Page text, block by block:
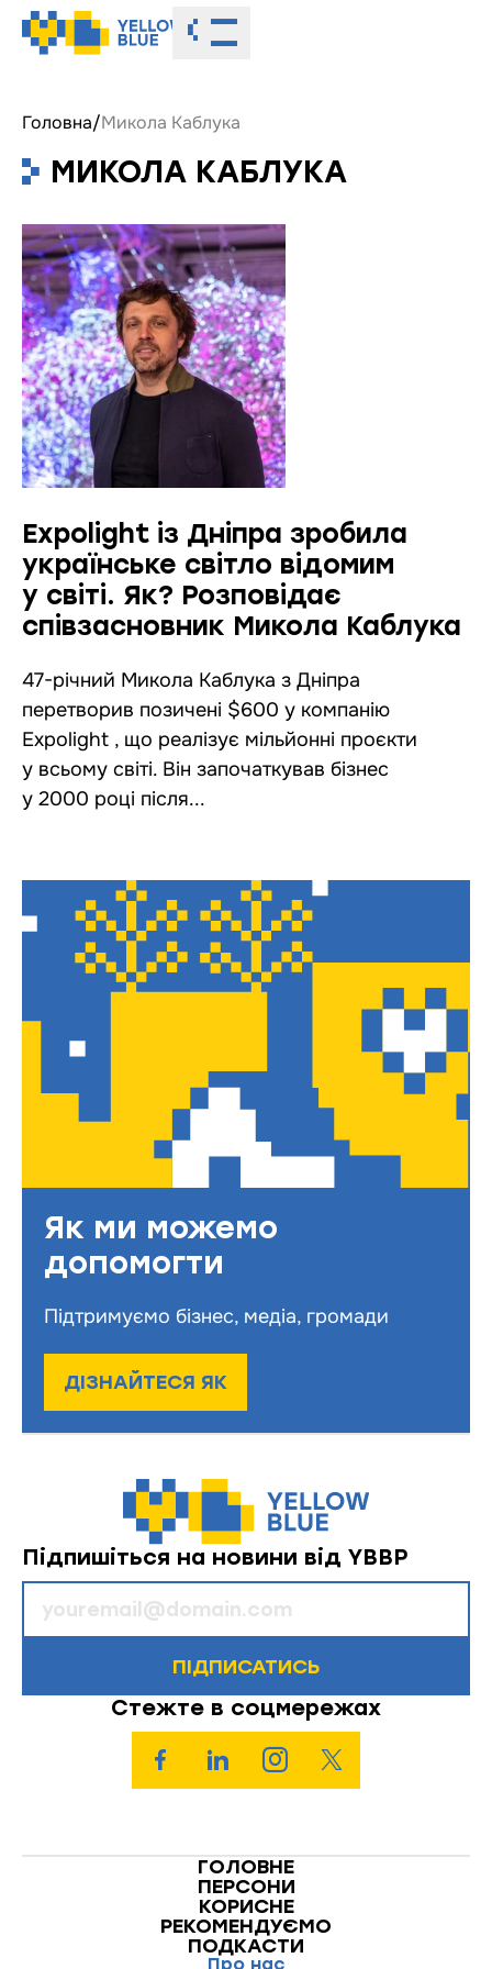
Toggle menu
Головна/Микола Каблука
МИКОЛА КАБЛУКА
Expolight із Дніпра зробила
українське світло відомим
у світі. Як? Розповідає
співзасновник Микола Каблука
47-річний Микола Каблука з Дніпра
перетворив позичені $600 у компанію
Expolight , що реалізує мільйонні проєкти
у всьому світі. Він започаткував бізнес
у 2000 році після...
Як ми можемо
допомогти
Підтримуємо бізнес, медіа, громади
ДІЗНАЙТЕСЯ ЯК
Підпишіться на новини від YBBP
ПІДПИСАТИСЬ
Стежте в соцмережах
ГОЛОВНЕ
ПЕРСОНИ
КОРИСНЕ
РЕКОМЕНДУЄМО
ПОДКАСТИ
Про нас